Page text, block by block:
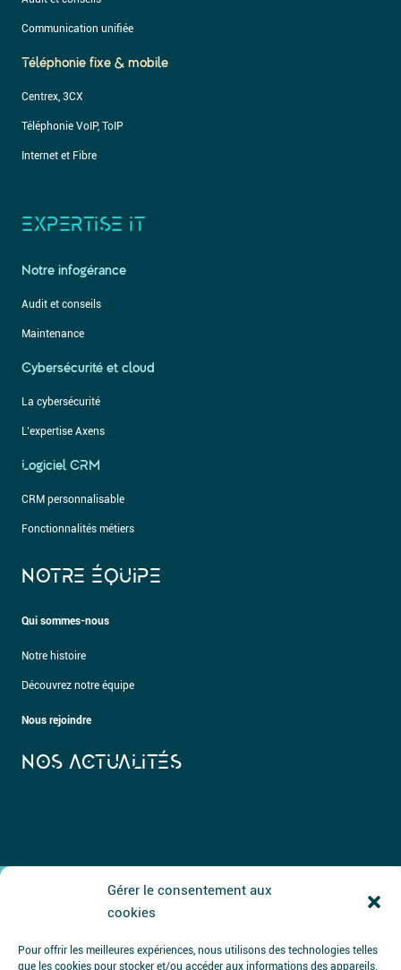
Gérer le consentement aux
cookies
Pour offrir les meilleures expériences, nous utilisons des technologies telles
que les cookies pour stocker et/ou accéder aux informations des appareils.
Communication unifiée
Téléphonie fixe & mobile
Centrex, 3CX
Téléphonie VoIP, ToIP
Internet et Fibre
EXPERTISE IT
Notre infogérance
Audit et conseils
Maintenance
Cybersécurité et cloud
La cybersécurité
L’expertise Axens
Logiciel CRM
CRM personnalisable
Fonctionnalités métiers
NOTRE ÉQUIPE
Qui sommes-nous
Notre histoire
Découvrez notre équipe
Nous rejoindre
NOS ACTUALITÉS